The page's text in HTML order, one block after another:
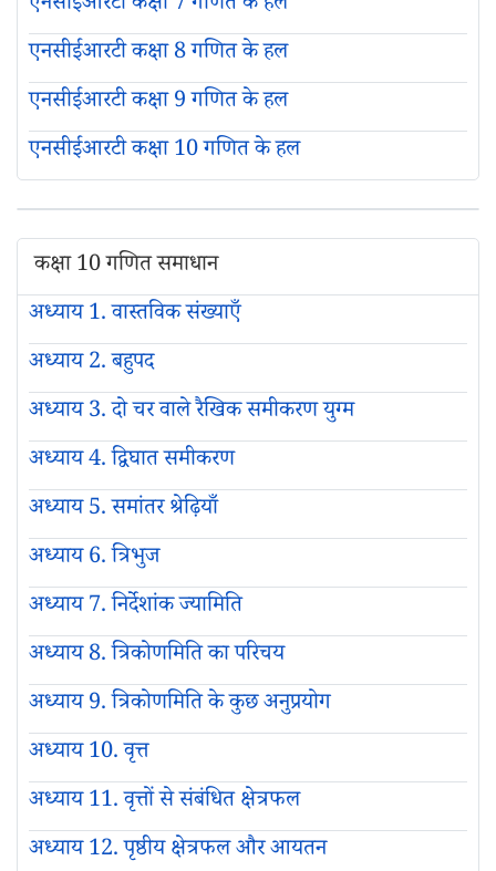
एनसीईआरटी कक्षा 8 गणित के हल
एनसीईआरटी कक्षा 9 गणित के हल
एनसीईआरटी कक्षा 10 गणित के हल
कक्षा 10 गणित समाधान
अध्याय 1. वास्तविक संख्याएँ
अध्याय 2. बहुपद
अध्याय 3. दो चर वाले रैखिक समीकरण युग्म
अध्याय 4. द्विघात समीकरण
अध्याय 5. समांतर श्रेढ़ियाँ
अध्याय 6. त्रिभुज
अध्याय 7. निर्देशांक ज्यामिति
अध्याय 8. त्रिकोणमिति का परिचय
अध्याय 9. त्रिकोणमिति के कुछ अनुप्रयोग
अध्याय 10. वृत्त
अध्याय 11. वृत्तों से संबंधित क्षेत्रफल
अध्याय 12. पृष्ठीय क्षेत्रफल और आयतन